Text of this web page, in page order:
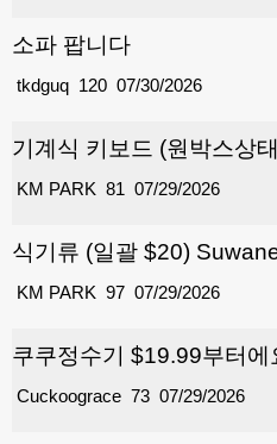
소파 팝니다
120
tkdguq 07/30/2026
기계식 키보드 (원박스상
81
KM PARK 07/29/2026
식기류 (일괄 $20)
97
KM PARK 07/29/2026
쿠쿠정수기 $19.99부터
73
Cuckoograce 07/29/2026